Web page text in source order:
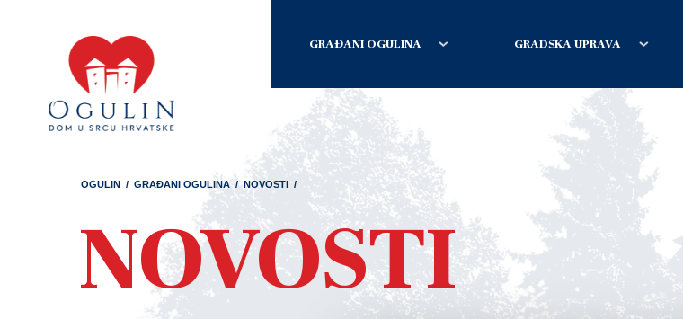
GRAĐANI OGULINA GRADSKA UPRAVA
OGULIN / GRAĐANI OGULINA / NOVOSTI /
NOVOSTI